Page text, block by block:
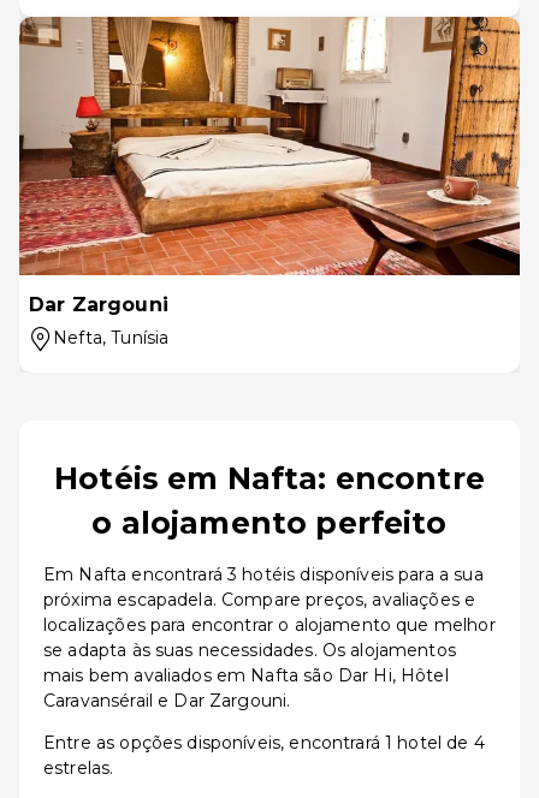
Dar Zargouni
Nefta, Tunísia
Hotéis em Nafta: encontre
o alojamento perfeito
Em Nafta encontrará 3 hotéis disponíveis para a sua
próxima escapadela. Compare preços, avaliações e
localizações para encontrar o alojamento que melhor
se adapta às suas necessidades. Os alojamentos
mais bem avaliados em Nafta são Dar Hi, Hôtel
Caravansérail e Dar Zargouni.
Entre as opções disponíveis, encontrará 1 hotel de 4
estrelas.